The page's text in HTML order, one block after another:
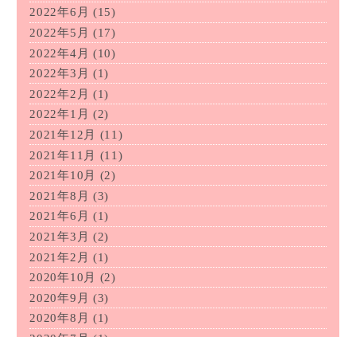
2022年6月 (15)
2022年5月 (17)
2022年4月 (10)
2022年3月 (1)
2022年2月 (1)
2022年1月 (2)
2021年12月
(11)
2021年11月 (11)
2021年10月
(2)
2021年8月 (3)
2021年6月 (1)
2021年3月 (2)
2021年2月 (1)
2020年10月
(2)
2020年9月 (3)
2020年8月 (1)